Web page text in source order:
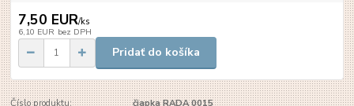
7,50 EUR/ks
6,10 EUR bez DPH
Pridať do košíka
Číslo produktu: čiapka RADA 0015